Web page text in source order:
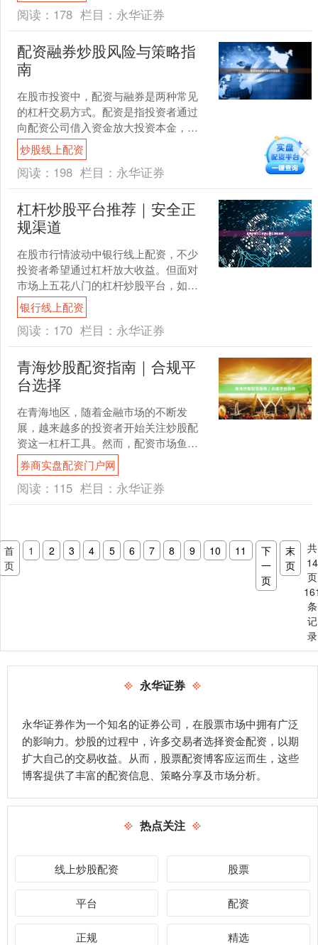
阅读： 178 栏目： 永华证券
配资融券炒股风险与策略指
南
在股市投资中，配资与融券是两种常见
的杠杆交易方式。配资是指投资者通过
向配资公司借入资金放大投资本金，而
融券则是向券商借入股票卖出，预期未
来低价买回获利。这两种方....
炒股线上配资
阅读： 198 栏目： 永华证券
杠杆炒股平台推荐｜安全正
规渠道
在股市行情波动中银行线上配资，不少
投资者希望通过杠杆放大收益。但面对
市场上五花八门的杠杆炒股平台，如何
找到安全正规的渠道，成为每个投资者
必须面对的问题。本文将为....
银行线上配资
阅读： 170 栏目： 永华证券
青海炒股配资指南｜合规平
台选择
在青海地区，随着金融市场的不断发
展，越来越多的投资者开始关注炒股配
资这一杠杆工具。然而，配资市场鱼龙
混杂，如何选择合规平台成为青海投资
者必须掌握的关键技能。本文....
券商实盘配资门户网
阅读： 115 栏目： 永华证券
首
页
1 2 3 4 5 6 7 8 9 10 11
下
一
页
末
页
共
14
页
条
记
录
永华证券
永华证券作为一个知名的证券公司，在股票市场中拥有广泛
的影响力。炒股的过程中，许多交易者选择资金配资，以期
扩大自己的交易收益。从而，股票配资博客应运而生，这些
博客提供了丰富的配资信息、策略分享及市场分析。
热点关注
线上炒股配资 股票
平台 配资
正规 精选